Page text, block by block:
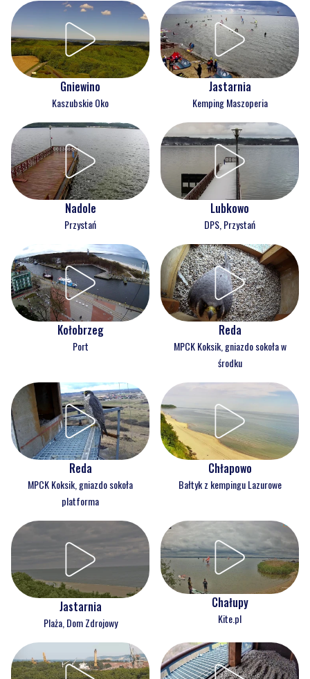
Gniewino
Kaszubskie Oko
Jastarnia
Kemping Maszoperia
Nadole
Przystań
Lubkowo
DPS, Przystań
Kołobrzeg
Port
Reda
MPCK Koksik, gniazdo sokoła w
środku
Reda
MPCK Koksik, gniazdo sokoła
platforma
Chłapowo
Bałtyk z kempingu Lazurowe
Jastarnia
Plaża, Dom Zdrojowy
Chałupy
Kite.pl